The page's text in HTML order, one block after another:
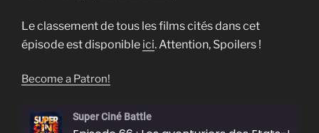
Le classement de tous les films cités dans cet
épisode est disponible ici. Attention, Spoilers !
Become a Patron!
Super Ciné Battle